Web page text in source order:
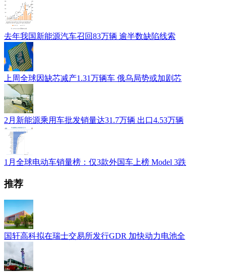
去年我国新能源汽车召回83万辆 逾半数缺陷线索
上周全球因缺芯减产1.31万辆车 俄乌局势或加剧芯
2月新能源乘用车批发销量达31.7万辆 出口4.53万辆
1月全球电动车销量榜：仅3款外国车上榜 Model 3跌
推荐
国轩高科拟在瑞士交易所发行GDR 加快动力电池全